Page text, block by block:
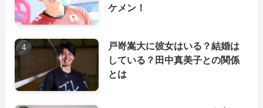
ケメン！
戸嵜嵩大に彼女はいる？結婚は
している？田中真美子との関係
とは